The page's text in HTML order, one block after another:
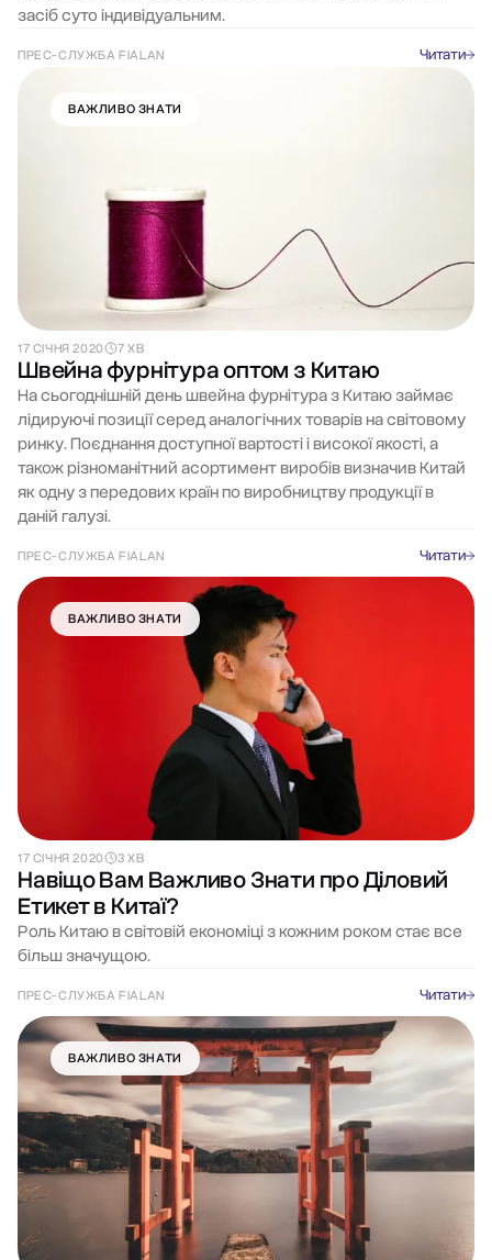
засіб суто індивідуальним.
ПРЕС-СЛУЖБА FIALAN Читати
ВАЖЛИВО ЗНАТИ
17 СІЧНЯ 2020 7 ХВ
Швейна фурнітура оптом з Китаю
На сьогоднішній день швейна фурнітура з Китаю займає
лідируючі позиції серед аналогічних товарів на світовому
ринку. Поєднання доступної вартості і високої якості, а
також різноманітний асортимент виробів визначив Китай
як одну з передових країн по виробництву продукції в
даній галузі.
ПРЕС-СЛУЖБА FIALAN Читати
ВАЖЛИВО ЗНАТИ
17 СІЧНЯ 2020 3 ХВ
Навіщо Вам Важливо Знати про Діловий
Етикет в Китаї?
Роль Китаю в світовій економіці з кожним роком стає все
більш значущою.
ПРЕС-СЛУЖБА FIALAN Читати
ВАЖЛИВО ЗНАТИ